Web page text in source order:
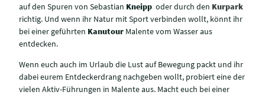
auf den Spuren von Sebastian Kneipp oder durch den Kurpark
richtig. Und wenn ihr Natur mit Sport verbinden wollt, könnt ihr
bei einer geführten Kanutour Malente vom Wasser aus
entdecken.
Wenn euch auch im Urlaub die Lust auf Bewegung packt und ihr
dabei eurem Entdeckerdrang nachgeben wollt, probiert eine der
vielen Aktiv-Führungen in Malente aus. Macht euch bei einer